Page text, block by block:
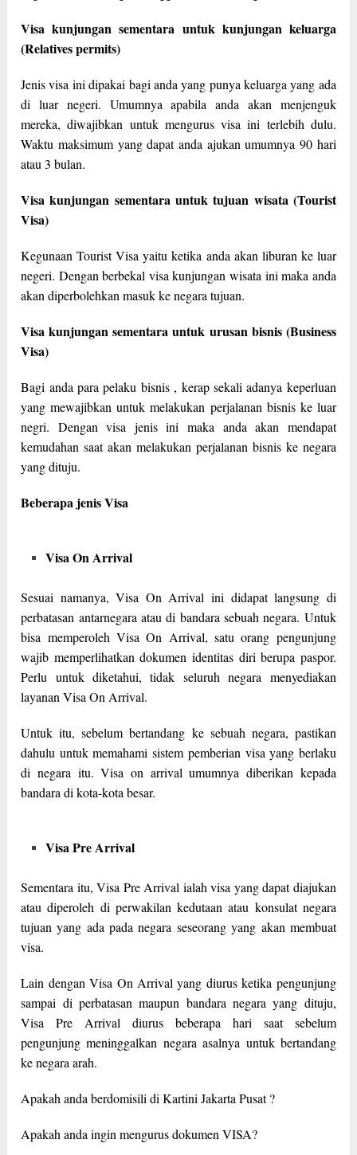
Visa kunjungan sementara untuk kunjungan keluarga
(Relatives permits)
Jenis visa ini dipakai bagi anda yang punya keluarga yang ada
di luar negeri. Umumnya apabila anda akan menjenguk
mereka, diwajibkan untuk mengurus visa ini terlebih dulu.
Waktu maksimum yang dapat anda ajukan umumnya 90 hari
atau 3 bulan.
Visa kunjungan sementara untuk tujuan wisata (Tourist
Visa)
Kegunaan Tourist Visa yaitu ketika anda akan liburan ke luar
negeri. Dengan berbekal visa kunjungan wisata ini maka anda
akan diperbolehkan masuk ke negara tujuan.
Visa kunjungan sementara untuk urusan bisnis (Business
Visa)
Bagi anda para pelaku bisnis , kerap sekali adanya keperluan
yang mewajibkan untuk melakukan perjalanan bisnis ke luar
negri. Dengan visa jenis ini maka anda akan mendapat
kemudahan saat akan melakukan perjalanan bisnis ke negara
yang dituju.
Beberapa jenis Visa
Visa On Arrival
Sesuai namanya, Visa On Arrival ini didapat langsung di
perbatasan antarnegara atau di bandara sebuah negara. Untuk
bisa memperoleh Visa On Arrival, satu orang pengunjung
wajib memperlihatkan dokumen identitas diri berupa paspor.
Perlu untuk diketahui, tidak seluruh negara menyediakan
layanan Visa On Arrival.
Untuk itu, sebelum bertandang ke sebuah negara, pastikan
dahulu untuk memahami sistem pemberian visa yang berlaku
di negara itu. Visa on arrival umumnya diberikan kepada
bandara di kota-kota besar.
Visa Pre Arrival
Sementara itu, Visa Pre Arrival ialah visa yang dapat diajukan
atau diperoleh di perwakilan kedutaan atau konsulat negara
tujuan yang ada pada negara seseorang yang akan membuat
visa.
Lain dengan Visa On Arrival yang diurus ketika pengunjung
sampai di perbatasan maupun bandara negara yang dituju,
Visa Pre Arrival diurus beberapa hari saat sebelum
pengunjung meninggalkan negara asalnya untuk bertandang
ke negara arah.
Apakah anda berdomisili di Kartini Jakarta Pusat ?
Apakah anda ingin mengurus dokumen VISA?